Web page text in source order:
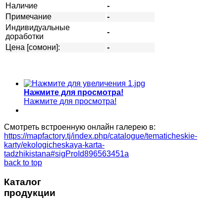
Наличие
-
Примечание
-
Индивидуальные
доработки
-
Цена [сомони]:
-
Нажмите для просмотра!
Нажмите для просмотра!
Смотреть встроенную онлайн галерею в:
https://mapfactory.tj/index.php/catalogue/tematicheskie-
karty/ekologicheskaya-karta-
tadzhikistana#sigProId896563451a
back to top
Каталог
продукции